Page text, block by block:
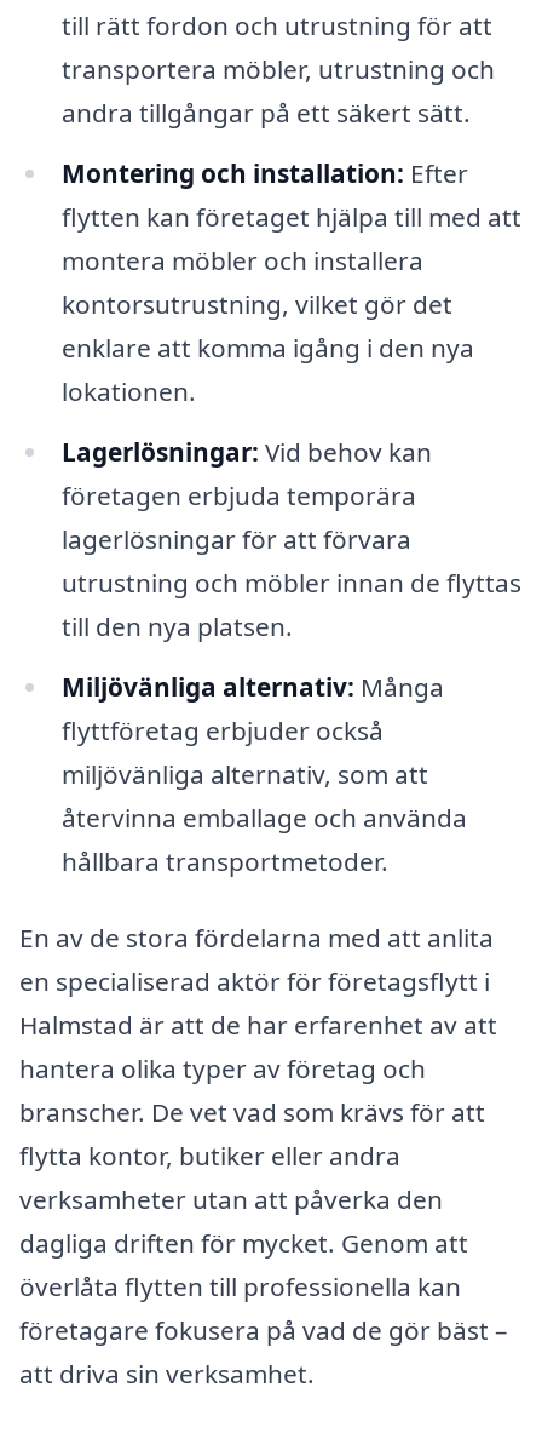
till rätt fordon och utrustning för att
transportera möbler, utrustning och
andra tillgångar på ett säkert sätt.
Montering och installation: Efter
flytten kan företaget hjälpa till med att
montera möbler och installera
kontorsutrustning, vilket gör det
enklare att komma igång i den nya
lokationen.
Lagerlösningar: Vid behov kan
företagen erbjuda temporära
lagerlösningar för att förvara
utrustning och möbler innan de flyttas
till den nya platsen.
Miljövänliga alternativ: Många
flyttföretag erbjuder också
miljövänliga alternativ, som att
återvinna emballage och använda
hållbara transportmetoder.
En av de stora fördelarna med att anlita
en specialiserad aktör för företagsflytt i
Halmstad är att de har erfarenhet av att
hantera olika typer av företag och
branscher. De vet vad som krävs för att
flytta kontor, butiker eller andra
verksamheter utan att påverka den
dagliga driften för mycket. Genom att
överlåta flytten till professionella kan
företagare fokusera på vad de gör bäst –
att driva sin verksamhet.